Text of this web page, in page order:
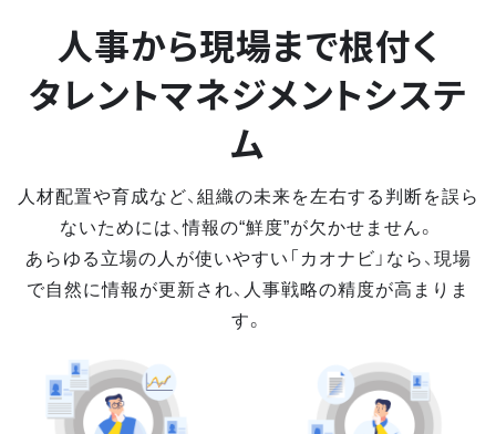
人事から現場まで根付く
タレントマネジメントシステ
ム
人材配置や育成など、組織の未来を左右する判断を誤ら
ないためには、情報の“鮮度”が欠かせません。
あらゆる立場の人が使いやすい「カオナビ」なら、現場
で自然に情報が更新され、人事戦略の精度が高まりま
す。